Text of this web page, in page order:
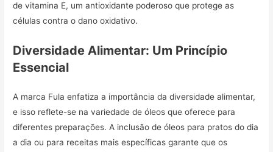
de vitamina E, um antioxidante poderoso que protege as
células contra o dano oxidativo.
Diversidade Alimentar: Um Princípio
Essencial
A marca Fula enfatiza a importância da diversidade alimentar,
e isso reflete-se na variedade de óleos que oferece para
diferentes preparações. A inclusão de óleos para pratos do dia
a dia ou para receitas mais específicas garante que os